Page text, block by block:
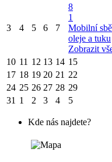
3 4 5 6 7
8
1
Mobilní
oleje a tuku
Zobrazit
10 11 12 13 14 15
17 18 19 20 21 22
24 25 26 27 28 29
31 1 2 3 4 5
Kde nás najdete?